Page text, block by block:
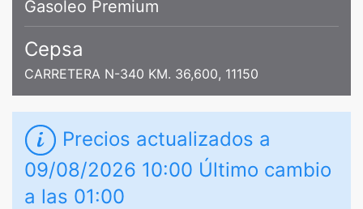
Gasoleo Premium
Cepsa
CARRETERA N-340 KM. 36,600, 11150
Precios actualizados a
09/08/2026 10:00 Último cambio
a las 01:00